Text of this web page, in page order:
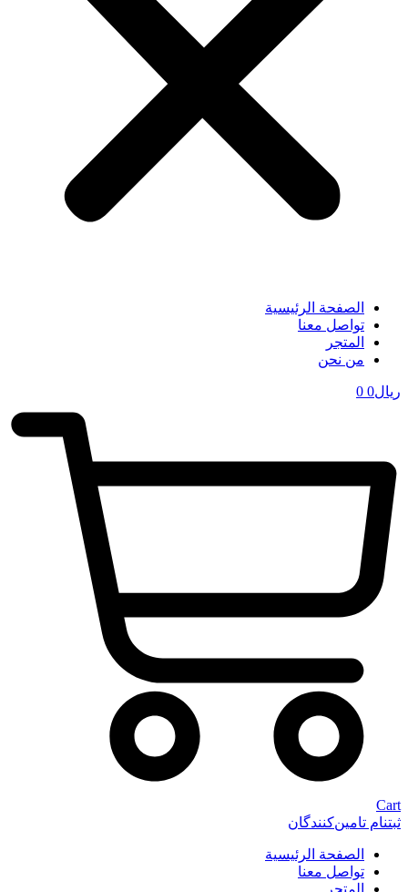
الصفحة الرئيسية
تواصل معنا
المتجر
من نحن
ریال0
0
Cart
ثبتنام تامین‌کنندگان
الصفحة الرئيسية
تواصل معنا
المتجر